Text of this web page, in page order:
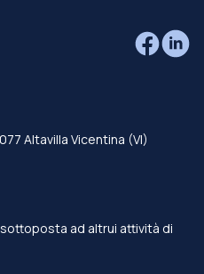
Altavilla Vicentina (VI)
ad altrui attività di